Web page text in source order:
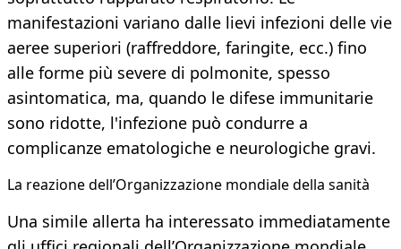
manifestazioni variano dalle lievi infezioni delle vie
aeree superiori (raffreddore, faringite, ecc.) fino
alle forme più severe di polmonite, spesso
asintomatica, ma, quando le difese immunitarie
sono ridotte, l'infezione può condurre a
complicanze ematologiche e neurologiche gravi.
La reazione dell’Organizzazione mondiale della sanità
Una simile allerta ha interessato immediatamente